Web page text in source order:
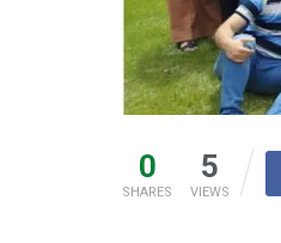
0
SHARES
5
VIEWS